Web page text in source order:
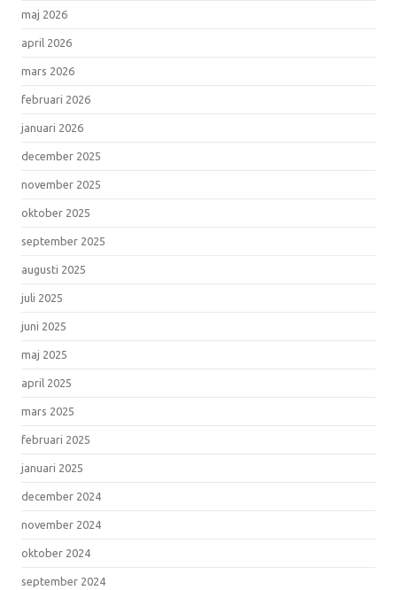
maj 2026
april 2026
mars 2026
februari 2026
januari 2026
december 2025
november 2025
oktober 2025
september 2025
augusti 2025
juli 2025
juni 2025
maj 2025
april 2025
mars 2025
februari 2025
januari 2025
december 2024
november 2024
oktober 2024
september 2024